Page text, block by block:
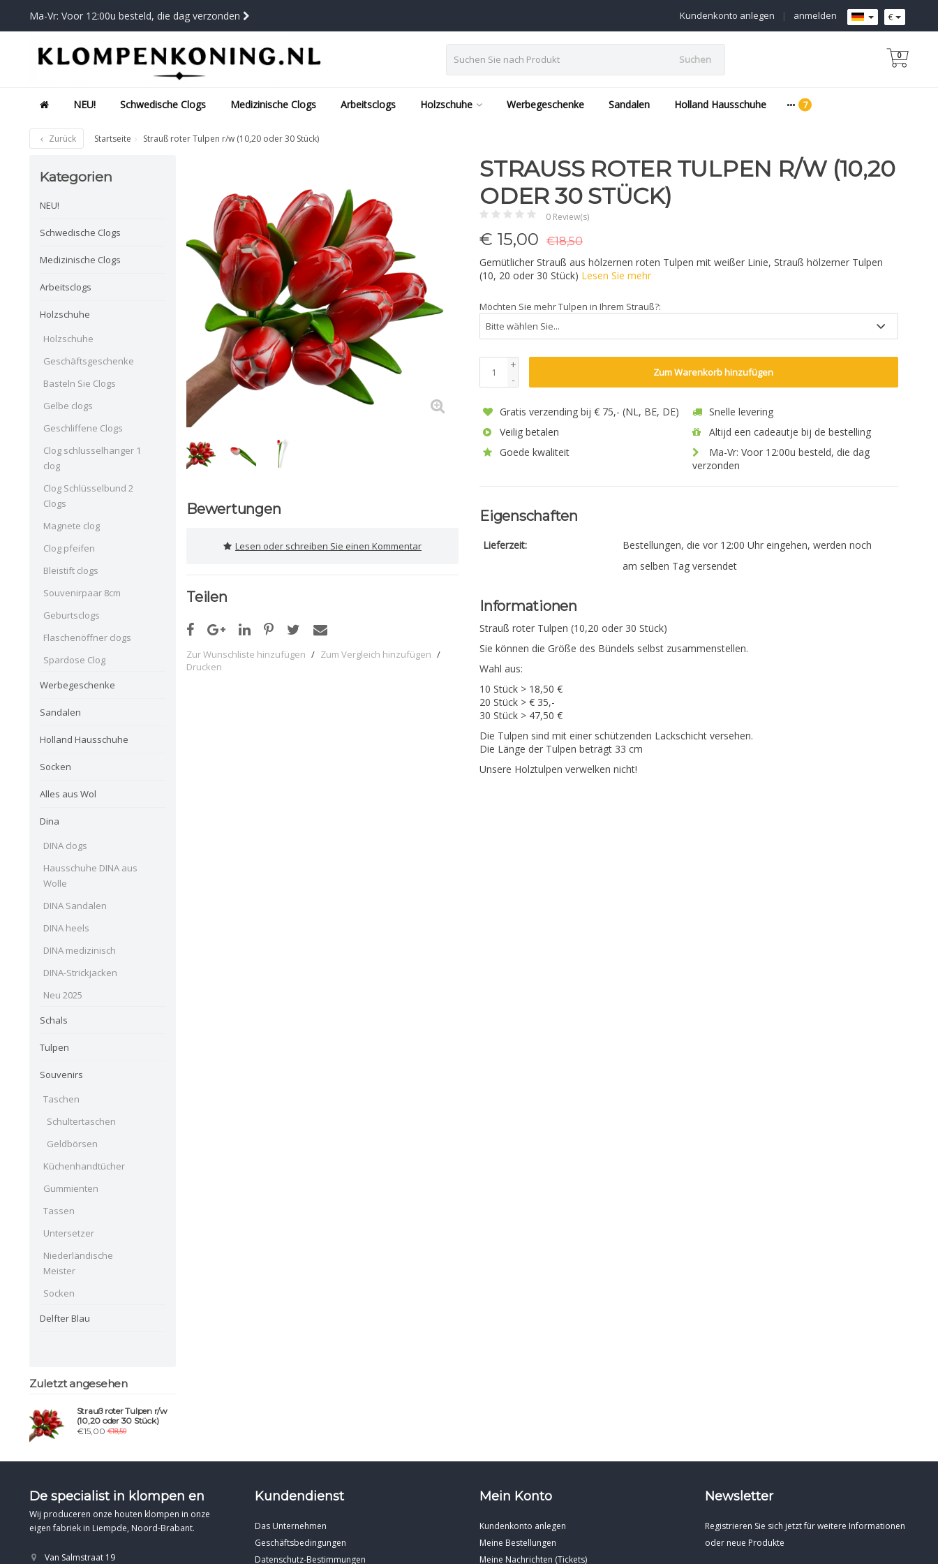
Ma-Vr: Voor 12:00u besteld, die dag verzonden €
anmelden
|
Kundenkonto anlegen
Suchen 0
NEU! Schwedische Clogs Medizinische Clogs Arbeitsclogs Holzschuhe Werbegeschenke Sandalen Holland Hausschuhe
Zurück Startseite Strauß roter Tulpen r/w (10,20 oder 30 Stück)
Kategorien
NEU!
Schwedische Clogs
Medizinische Clogs
Arbeitsclogs
Holzschuhe
Holzschuhe
Geschäftsgeschenke
Basteln Sie Clogs
Gelbe clogs
Geschliffene Clogs
Clog schlusselhanger 1
clog
Clog Schlüsselbund 2
Clogs
Magnete clog
Clog pfeifen
Bleistift clogs
Souvenirpaar 8cm
Geburtsclogs
Flaschenöffner clogs
Spardose Clog
Werbegeschenke
Sandalen
Holland Hausschuhe
Socken
Alles aus Wol
Dina
DINA clogs
Hausschuhe DINA aus
Wolle
DINA Sandalen
DINA heels
DINA medizinisch
DINA-Strickjacken
Neu 2025
Schals
Tulpen
Souvenirs
Taschen
Schultertaschen
Geldbörsen
Küchenhandtücher
Gummienten
Tassen
Untersetzer
Niederländische
Meister
Socken
Delfter Blau
Zuletzt angesehen
Strauß roter Tulpen r/w
(10,20 oder 30 Stück)
€15,00€18,50
Bewertungen
Lesen oder schreiben Sie einen Kommentar
Teilen
Zur Wunschliste hinzufügen / Zum Vergleich hinzufügen /
Drucken
STRAUSS ROTER TULPEN R/W (10,20 O
DER 30 STÜCK)
0 Review(s)
€ 15,00
€18,50
Gemütlicher Strauß aus hölzernen roten Tulpen mit weißer Linie, Strauß hölzerner Tulpen
(10, 20 oder 30 Stück) Lesen Sie mehr
Möchten Sie mehr Tulpen in Ihrem Strauß?:
+
-
Zum Warenkorb hinzufügen
Gratis verzending bij € 75,- (NL, BE, DE)
Snelle levering
Veilig betalen
Altijd een cadeautje bij de bestelling
Goede kwaliteit
Ma-Vr: Voor 12:00u besteld, die dag
verzonden
Eigenschaften
Lieferzeit:
Bestellungen, die vor 12:00 Uhr eingehen, werden noch
am selben Tag versendet
Informationen
Strauß roter Tulpen (10,20 oder 30 Stück)
Sie können die Größe des Bündels selbst zusammenstellen.
Wahl aus:
10 Stück > 18,50 €
20 Stück > € 35,-
30 Stück > 47,50 €
Die Tulpen sind mit einer schützenden Lackschicht versehen.
Die Länge der Tulpen beträgt 33 cm
Unsere Holztulpen verwelken nicht!
De specialist in klompen en
Wij produceren onze houten klompen in onze
eigen fabriek in Liempde, Noord-Brabant.
Van Salmstraat 19
Kundendienst
Das Unternehmen
Geschäftsbedingungen
Datenschutz-Bestimmungen
Mein Konto
Kundenkonto anlegen
Meine Bestellungen
Meine Nachrichten (Tickets)
Newsletter
Registrieren Sie sich jetzt für weitere Informationen
oder neue Produkte